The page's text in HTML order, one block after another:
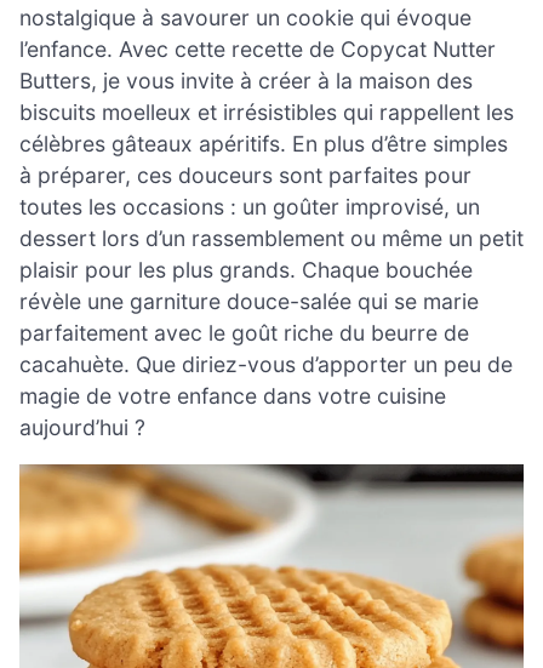
nostalgique à savourer un cookie qui évoque
l’enfance. Avec cette recette de Copycat Nutter
Butters, je vous invite à créer à la maison des
biscuits moelleux et irrésistibles qui rappellent les
célèbres gâteaux apéritifs. En plus d’être simples
à préparer, ces douceurs sont parfaites pour
toutes les occasions : un goûter improvisé, un
dessert lors d’un rassemblement ou même un petit
plaisir pour les plus grands. Chaque bouchée
révèle une garniture douce-salée qui se marie
parfaitement avec le goût riche du beurre de
cacahuète. Que diriez-vous d’apporter un peu de
magie de votre enfance dans votre cuisine
aujourd’hui ?